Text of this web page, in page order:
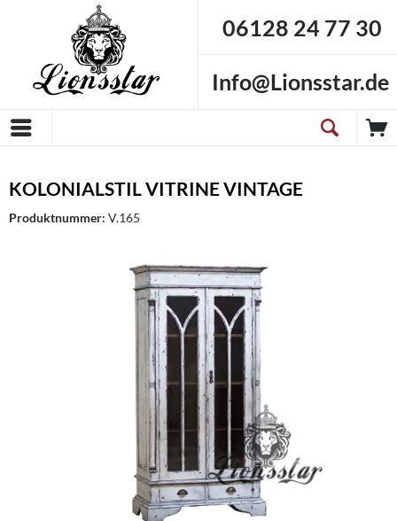
06128 24 77 30
Info@Lionsstar.de
KOLONIALSTIL VITRINE VINTAGE
Produktnummer: V.165